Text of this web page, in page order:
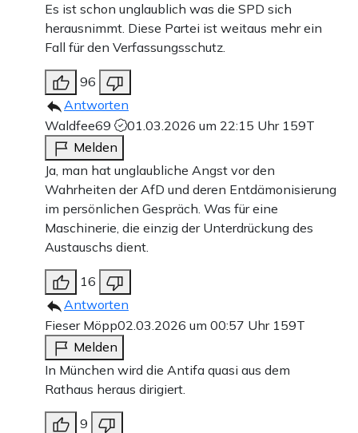
Es ist schon unglaublich was die SPD sich
herausnimmt. Diese Partei ist weitaus mehr ein
Fall für den Verfassungsschutz.
96
Antworten
Waldfee69
01.03.2026 um 22:15 Uhr 159T
Melden
Ja, man hat unglaubliche Angst vor den
Wahrheiten der AfD und deren Entdämonisierung
im persönlichen Gespräch. Was für eine
Maschinerie, die einzig der Unterdrückung des
Austauschs dient.
16
Antworten
Fieser Möpp02.03.2026 um 00:57 Uhr 159T
Melden
In München wird die Antifa quasi aus dem
Rathaus heraus dirigiert.
9